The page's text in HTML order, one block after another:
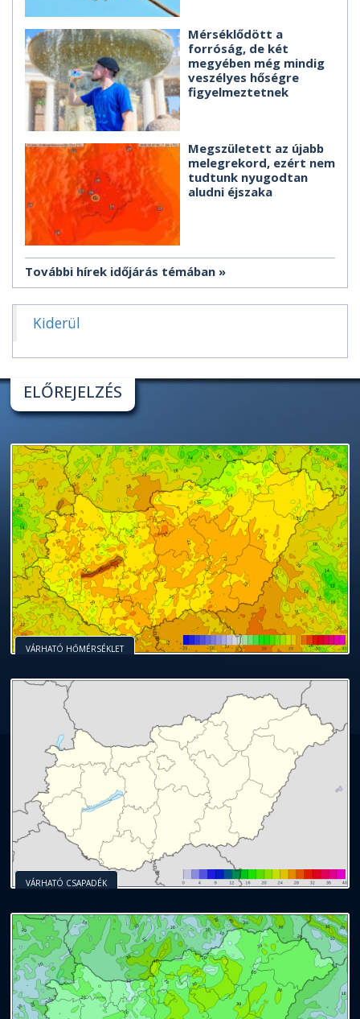
Mérséklődött a
forróság, de két
megyében még mindig
veszélyes hőségre
figyelmeztetnek
Megszületett az újabb
melegrekord, ezért nem
tudtunk nyugodtan
aludni éjszaka
További hírek időjárás témában
Kiderül
ELŐREJELZÉS
VÁRHATÓ HŐMÉRSÉKLET
VÁRHATÓ CSAPADÉK